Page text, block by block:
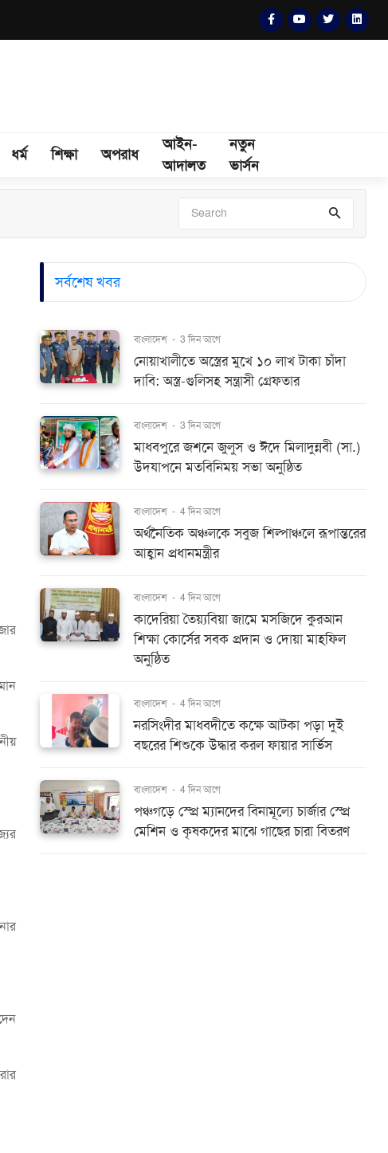
ধর্ম শিক্ষা অপরাধ
আইন-
আদালত
নতুন
ভার্সন
সর্বশেষ খবর
বাংলাদেশ - 3 দিন আগে
নোয়াখালীতে অস্ত্রের মুখে ১০ লাখ টাকা চাঁদা
দাবি: অস্ত্র-গুলিসহ সন্ত্রাসী গ্রেফতার
বাংলাদেশ - 3 দিন আগে
মাধবপুরে জশনে জুলুস ও ঈদে মিলাদুন্নবী (সা.)
উদযাপনে মতবিনিময় সভা অনুষ্ঠিত
বাংলাদেশ - 4 দিন আগে
অর্থনৈতিক অঞ্চলকে সবুজ শিল্পাঞ্চলে রূপান্তরের
আহ্বান প্রধানমন্ত্রীর
বাংলাদেশ - 4 দিন আগে
কাদেরিয়া তৈয়্যবিয়া জামে মসজিদে কুরআন
শিক্ষা কোর্সের সবক প্রদান ও দোয়া মাহফিল
অনুষ্ঠিত
বাংলাদেশ - 4 দিন আগে
নরসিংদীর মাধবদীতে কক্ষে আটকা পড়া দুই
বছরের শিশুকে উদ্ধার করল ফায়ার সার্ভিস
বাংলাদেশ - 4 দিন আগে
পঞ্চগড়ে স্প্রে ম্যানদের বিনামূল্যে চার্জার স্প্রে
মেশিন ও কৃষকদের মাঝে গাছের চারা বিতরণ